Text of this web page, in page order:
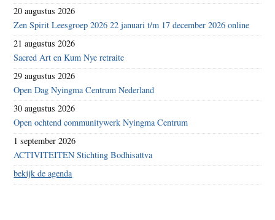
20 augustus 2026
Zen Spirit Leesgroep 2026 22 januari t/m 17 december 2026 online
21 augustus 2026
Sacred Art en Kum Nye retraite
29 augustus 2026
Open Dag Nyingma Centrum Nederland
30 augustus 2026
Open ochtend communitywerk Nyingma Centrum
1 september 2026
ACTIVITEITEN Stichting Bodhisattva
bekijk de agenda